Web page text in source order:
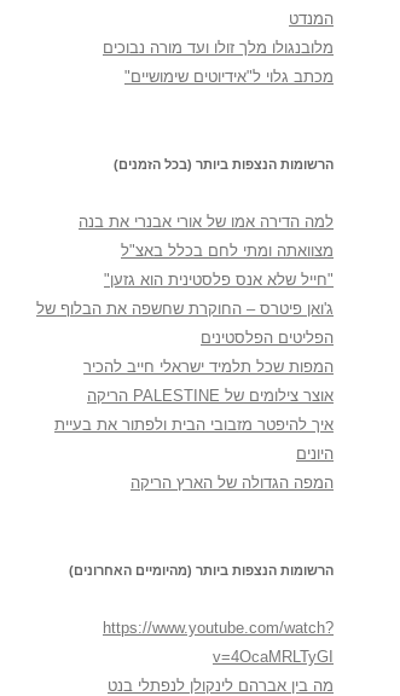
המנדט
מלובנגולו מלך זולו ועד מורה נבוכים
מכתב גלוי ל"אידיוטים שימושיים"
הרשומות הנצפות ביותר (בכל הזמנים)
למה הדירה אמו של אורי אבנרי את בנה
מצוואתה ומתי לחם בכלל באצ"ל
"חייל שלא אנס פלסטינית הוא גזען"
ג'ואן פיטרס – החוקרת שחשפה את הבלוף של
הפליטים הפלסטינים
המפות שכל תלמיד ישראלי חייב להכיר
אוצר צילומים של PALESTINE הריקה
איך להיפטר מזבובי הבית ולפתור את בעיית
היונים
המפה הגדולה של הארץ הריקה
הרשומות הנצפות ביותר (מהיומיים האחרונים)
https://www.youtube.com/watch?
v=4OcaMRLTyGI
מה בין אברהם לינקולן לנפתלי בנט